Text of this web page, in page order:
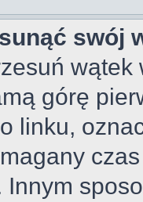
swój
górę
linku,
Innym